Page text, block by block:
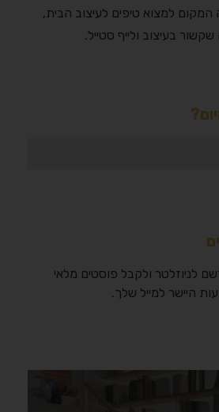
המקום למצוא טיפים לעיצוב הבית,
בעיצוב ולייף סטייל.
לניוזלטר ולקבל פוסטים מלאי
היישר למייל שלך.